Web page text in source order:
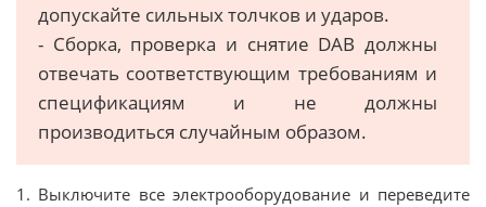
допускайте сильных толчков и ударов.
- Сборка, проверка и снятие DAB должны
отвечать соответствующим требованиям и
спецификациям и не должны
производиться случайным образом.
1. Выключите все электрооборудование и переведите